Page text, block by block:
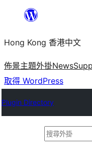
主
要
內
容
Hong Kong 香港中文
佈景主題外掛News
取得 WordPress
Plugin Directory
搜